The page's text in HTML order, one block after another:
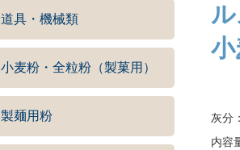
灰分
内容
道具・機械類
小麦粉・全粒粉（製菓用）
製麺用粉